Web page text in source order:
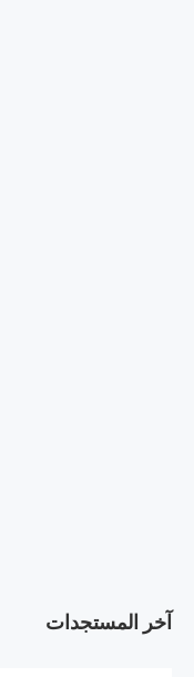
آخر المستجدات